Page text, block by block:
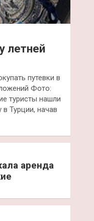
летней
путевки в
Фото:
туристы нашли
Турции, начав
аренда